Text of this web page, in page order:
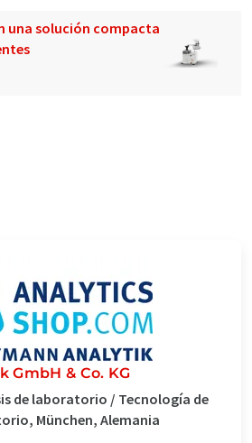
una solución compacta
& Co. KG
de laboratorio / Tecnología de
München, Alemania